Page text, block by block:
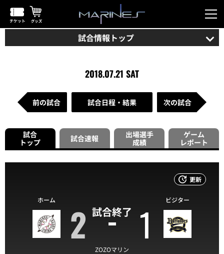
試合情報トップ
2018.07.21 SAT
前の試合 試合日程・結果 次の試合
試合
トップ
試合速報
出場選手
成績
ゲーム
レポート
更新
試合終了
ホーム
2 1
ビジター
ZOZOマリン